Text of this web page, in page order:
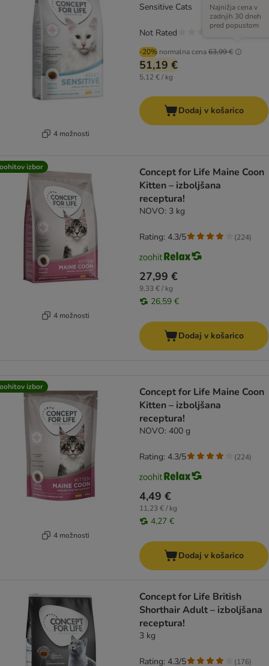
4 možnosti
Sensitive Cats
-20% normalna cena63,99 €
Najnižja cena v
zadnjih 30 dneh
pred popustom
51,19 €
5,12 € / kg
Not Rated
Dodaj v košarico
izbor
4 možnosti
Concept for Life Maine Coon
Kitten – izboljšana
receptura!
NOVO: 3 kg
27,99 €
9,33 € / kg
26,59 €
Rating: 4.3/5 (224)
Dodaj v košarico
izbor
4 možnosti
Concept for Life Maine Coon
Kitten – izboljšana
receptura!
NOVO: 400 g
4,49 €
11,23 € / kg
4,27 €
Rating: 4.3/5 (224)
Dodaj v košarico
Concept for Life British
Shorthair Adult – izboljšana
receptura!
3 kg
Rating: 4.3/5 (176)